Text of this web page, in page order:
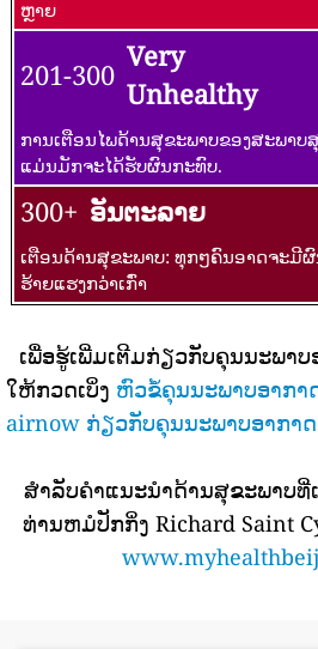
ຫຼາຍ
201-300
Very
Unhealthy
ການເຕືອນໄພດ້ານສຸຂະພາບຂອງສະພາ
ແມ່ນມັກຈະໄດ້ຮັບຜົນກະທົບ.
300+ ອັນຕະລາຍ
ເຕືອນດ້ານສຸຂະພາບ: ທຸກໆຄົນອາດຈະມີ
ຮ້າຍແຮງກວ່າເກົ່າ
ເພື່ອຮູ້ເພີ່ມເຕີມກ່ຽວກັບຄຸນນະພາ
ໃຫ້ກວດເບິ່ງ ຫົວຂໍ້ຄຸນນະພາບອາກາ
airnow ກ່ຽວກັບຄຸນນະພາບອາກາ
ສໍາລັບຄໍາແນະນໍາດ້ານສຸຂະພາບທີ່
ທ່ານຫມໍປັກກິ່ງ Richard Saint